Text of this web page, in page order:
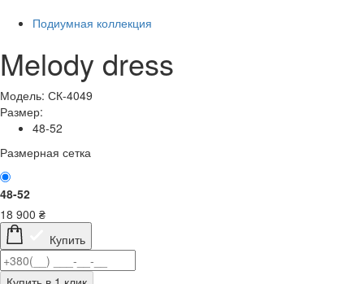
Подиумная коллекция
Melody dress
Модель: СК-4049
Размер:
48-52
Размерная сетка
48-52
18 900 ₴
Купить